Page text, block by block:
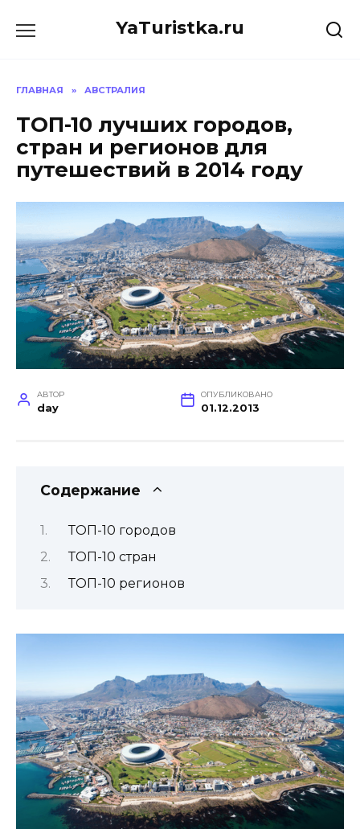
YaTuristka.ru
ГЛАВНАЯ » АВСТРАЛИЯ
ТОП-10 лучших городов,
стран и регионов для
путешествий в 2014 году
АВТОР
day
ОПУБЛИКОВАНО
01.12.2013
Содержание
ТОП-10 городов
ТОП-10 стран
ТОП-10 регионов